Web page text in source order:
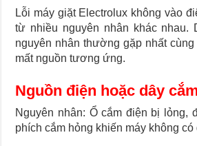
Lỗi máy giặt Electrolux không vào
từ nhiều nguyên nhân khác nhau.
nguyên nhân thường gặp nhất cùng
mất nguồn tương ứng.
Nguồn điện hoặc dây
Nguyên nhân: Ổ cắm điện bị lỏng,
phích cắm hỏng khiến máy không có